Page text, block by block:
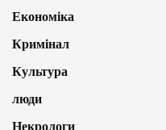
Економіка
Кримінал
Культура
люди
Некрологи